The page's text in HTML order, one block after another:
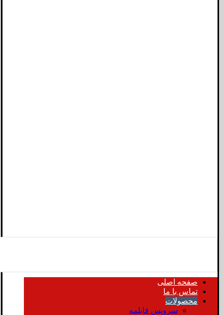
صفحه اصلی
تماس با ما
محصولات
سرویس قابلمه